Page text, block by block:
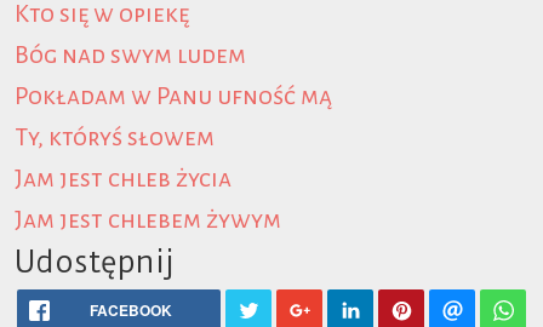
Kto się w opiekę
Bóg nad swym ludem
Pokładam w Panu ufność mą
Ty, któryś słowem
Jam jest chleb życia
Jam jest chlebem żywym
Udostępnij
FACEBOOK